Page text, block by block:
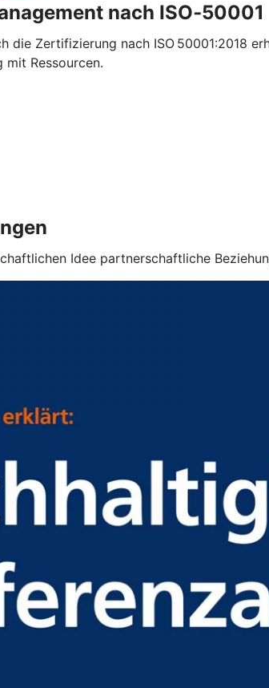
nach ISO‑50001
die Zertifizierung nach ISO 50001:2018
Ressourcen.
Idee partnerschaftliche